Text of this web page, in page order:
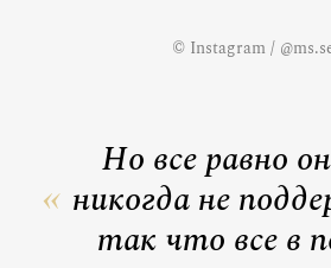
© Instagram /
Но все равно
никогда не
так что все в